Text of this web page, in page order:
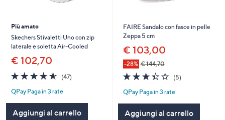
Più amato
Skechers Stivaletti Uno con zip
laterale e soletta Air-Cooled
€ 102,70
4.5
of
5
(47)47
QPay Paga in 3 rate
Aggiungi al carrello
FAIRE Sandalo con fasce in pelle
Zeppa 5 cm
€ 103,00
-28% € 144,70
3.4
of
5
(5)5
QPay Paga in 3 rate
Aggiungi al carrello